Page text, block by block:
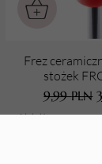
Frez
stożek
9,99PLN
Najniższa cena z